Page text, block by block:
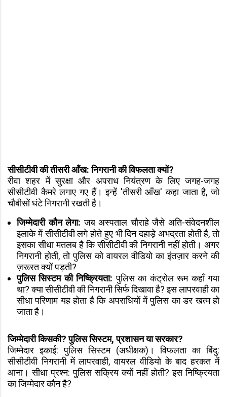
सीसीटीवी की तीसरी आँख: निगरानी की विफलता क्यों?
रीवा शहर में सुरक्षा और अपराध नियंत्रण के लिए जगह-जगह
सीसीटीवी कैमरे लगाए गए हैं। इन्हें 'तीसरी आँख' कहा जाता है, जो
चौबीसों घंटे निगरानी रखती है।
जिम्मेदारी कौन लेगा: जब अस्पताल चौराहे जैसे अति-संवेदनशील
इलाके में सीसीटीवी लगे होते हुए भी दिन दहाड़े अभद्रता होती है, तो
इसका सीधा मतलब है कि सीसीटीवी की निगरानी नहीं होती। अगर
निगरानी होती, तो पुलिस को वायरल वीडियो का इंतज़ार करने की
ज़रूरत क्यों पड़ती?
पुलिस सिस्टम की निष्क्रियता: पुलिस का कंट्रोल रूम कहाँ गया
था? क्या सीसीटीवी की निगरानी सिर्फ दिखावा है? इस लापरवाही का
सीधा परिणाम यह होता है कि अपराधियों में पुलिस का डर खत्म हो
जाता है।
जिम्मेदारी किसकी? पुलिस सिस्टम, प्रशासन या सरकार?
जिम्मेदार इकाई: पुलिस सिस्टम (अधीक्षक)। विफलता का बिंदु:
सीसीटीवी निगरानी में लापरवाही, वायरल वीडियो के बाद हरकत में
आना। सीधा प्रश्न: पुलिस सक्रिय क्यों नहीं होती? इस निष्क्रियता
का जिम्मेदार कौन है?